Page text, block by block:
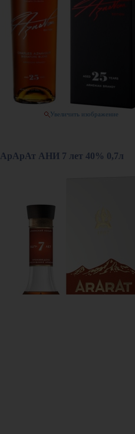
Увеличить изображение
АрАрАт АНИ 7 лет 40% 0,7л